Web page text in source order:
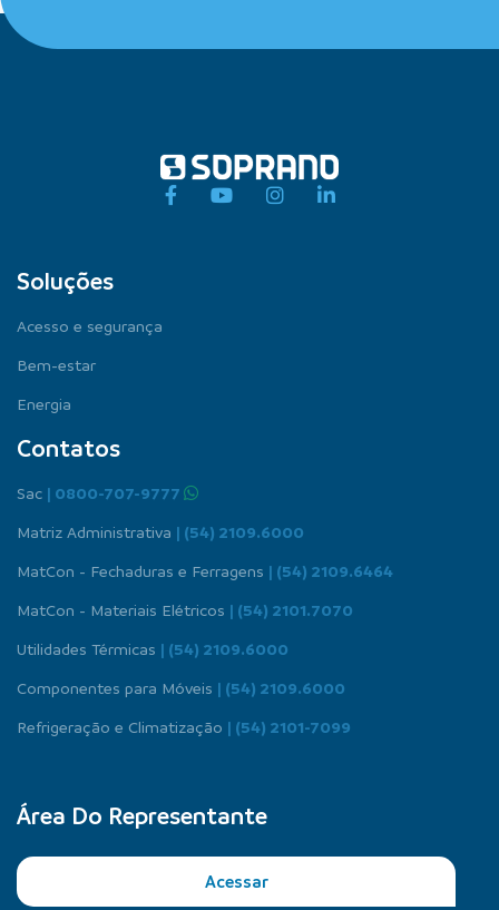
Soluções
Acesso e segurança
Bem-estar
Energia
Contatos
Sac | 0800-707-9777
Matriz Administrativa | (54) 2109.6000
MatCon - Fechaduras e Ferragens | (54) 2109.6464
MatCon - Materiais Elétricos | (54) 2101.7070
Utilidades Térmicas | (54) 2109.6000
Componentes para Móveis | (54) 2109.6000
Refrigeração e Climatização | (54) 2101-7099
Área Do Representante
Acessar